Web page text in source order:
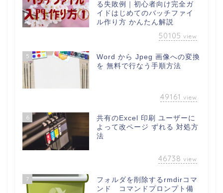
る失敗例｜初心者向け完全ガ
イドはじめてのバッチファイ
ル作り方 かんたん解説
50105 view
5
Word から Jpeg 画像への変換
を 無料で行なう手順方法
49161 view
6
共有のExcel 印刷 ユーザーに
よって改ページ ずれる 対処方
法
46738 view
7
フォルダを削除するrmdirコマ
ンド コマンドプロンプト備